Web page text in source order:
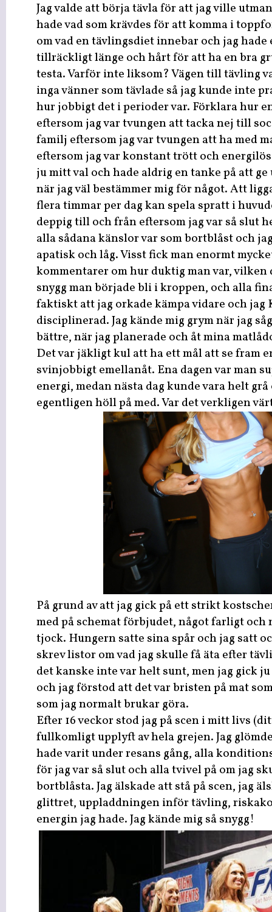
Jag valde att börja tävla för att jag ville
hade vad som krävdes för att komma i
om vad en tävlingsdiet innebar och jag
tillräckligt länge och hårt för att ha en bra
testa. Varför inte liksom? Vägen till tävling
inga vänner som tävlade så jag kunde inte
hur jobbigt det i perioder var. Förklara hur
eftersom jag var tvungen att tacka nej till
familj eftersom jag var tvungen att ha med
eftersom jag var konstant trött och
ju mitt val och hade aldrig en tanke på att ge
när jag väl bestämmer mig för något. Att
flera timmar per dag kan spela spratt i
deppig till och från eftersom jag var så slut
alla sådana känslor var som bortblåst och
apatisk och låg. Visst fick man enormt
kommentarer om hur duktig man var,
snygg man började bli i kroppen, och alla
faktiskt att jag orkade kämpa vidare och jag
disciplinerad. Jag kände mig grym när jag
bättre, när jag planerade och åt mina
Det var jäkligt kul att ha ett mål att se fram
svinjobbigt emellanåt. Ena dagen var man
energi, medan nästa dag kunde vara helt
egentligen höll på med. Var det verkligen
På grund av att jag gick på ett strikt
med på schemat förbjudet, något farligt och
tjock. Hungern satte sina spår och jag satt
skrev listor om vad jag skulle få äta efter
det kanske inte var helt sunt, men jag gick
och jag förstod att det var bristen på mat
som jag normalt brukar göra.
Efter 16 veckor stod jag på scen i mitt livs
fullkomligt upplyft av hela grejen. Jag
hade varit under resans gång, alla
för jag var så slut och alla tvivel på om jag
bortblåsta. Jag älskade att stå på scen, jag
glittret, uppladdningen inför tävling,
energin jag hade. Jag kände mig så snygg!